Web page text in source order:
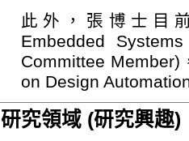
此外，張博士目
Embedded
Committee Member)
on Design
研究領域 (研究興趣)